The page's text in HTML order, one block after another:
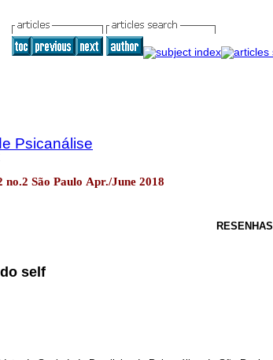
Psicanálise
no.2 São Paulo Apr./June 2018
RESENHAS
self